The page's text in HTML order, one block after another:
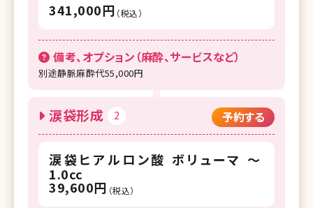
341,000円 （税込）
備考、オプション（麻酔、サービスなど）
別途静脈麻酔代55,000円
涙袋形成 2 予約する
涙袋ヒアルロン酸 ボリューマ ～
1.0cc
39,600円 （税込）